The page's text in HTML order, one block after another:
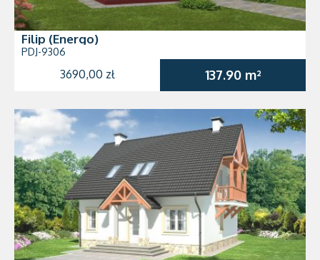
Filip (Energo)
PDJ-9306
3690,00 zł 137.90 m²